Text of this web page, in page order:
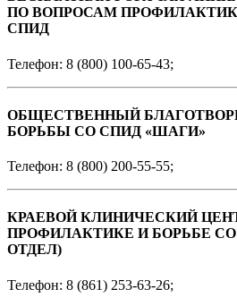
ПО ВОПРОСАМ
СПИД
Телефон: 8 (800) 100-65-43;
ОБЩЕСТВЕННЫЙ
БОРЬБЫ СО СПИД «ШАГИ»
Телефон: 8 (800) 200-55-55;
КРАЕВОЙ КЛИНИЧЕСКИЙ
ПРОФИЛАКТИКЕ И БОРЬБЕ
ОТДЕЛ)
Телефон: 8 (861) 253-63-26;